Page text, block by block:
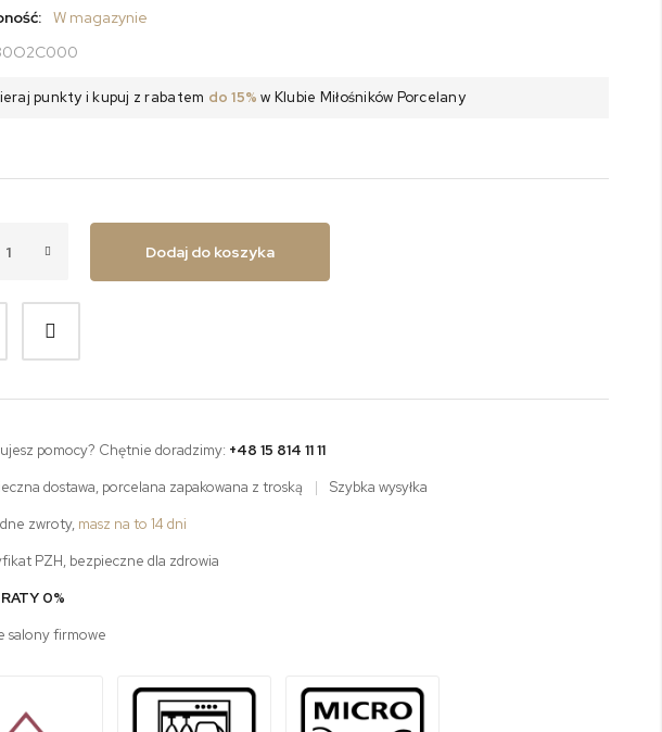
W magazynie
punkty i kupuj z rabatem do 15% w Klubie Miłośników Porcelany
Dodaj do koszyka
pomocy? Chętnie doradzimy: +48 15 814 11 11
dostawa, porcelana zapakowana z troską
|
Szybka wysyłka
zwroty, masz na to 14 dni
PZH, bezpieczne dla zdrowia
0%
salony firmowe